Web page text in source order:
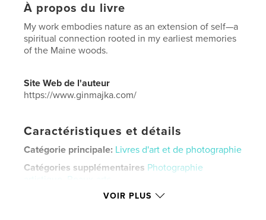
À propos du livre
My work embodies nature as an extension of self—a
spiritual connection rooted in my earliest memories
of the Maine woods.
Site Web de l'auteur
https://www.ginmajka.com/
Caractéristiques et détails
Catégorie principale: Livres d'art et de photographie
Catégories supplémentaires Photographie
Beaux-arts
13×20 cm
VOIR PLUS